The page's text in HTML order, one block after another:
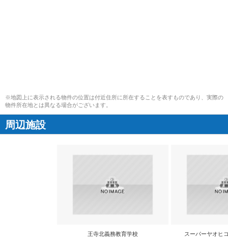
※地図上に表示される物件の位置は付近住所に所在することを表すものであり、実際の
物件所在地とは異なる場合がございます。
周辺施設
王寺北義務教育学校 スーパーヤオヒ